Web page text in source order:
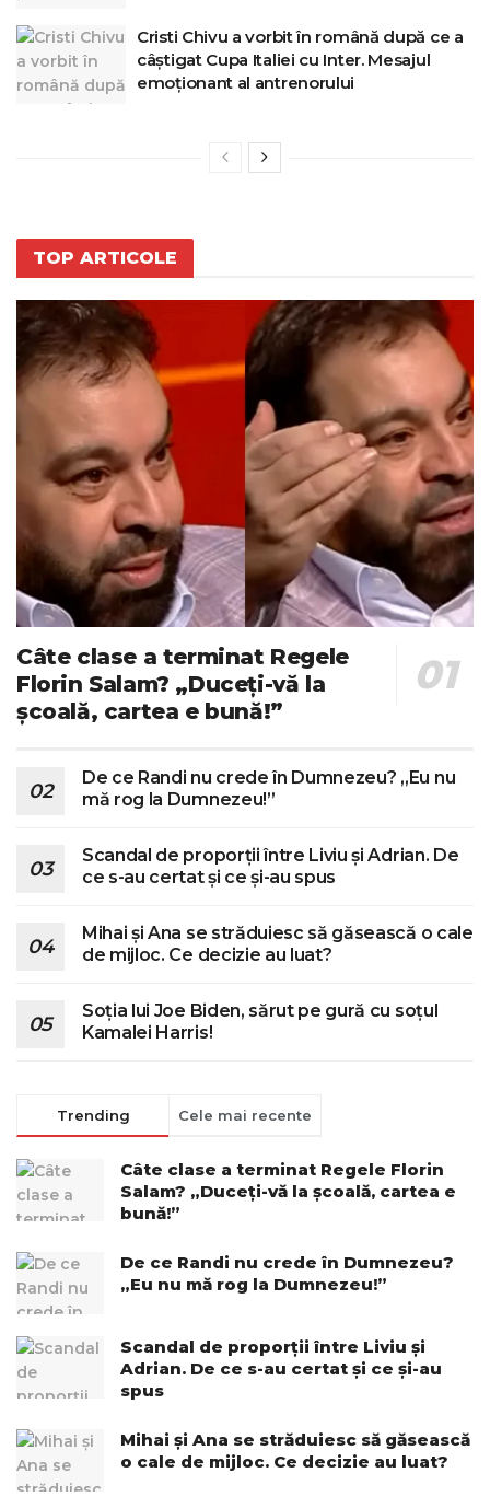
Cristi Chivu a vorbit în română după ce a
câștigat Cupa Italiei cu Inter. Mesajul
emoționant al antrenorului
TOP ARTICOLE
Câte clase a terminat Regele
Florin Salam? „Duceți-vă la
școală, cartea e bună!”
De ce Randi nu crede în Dumnezeu? „Eu nu
mă rog la Dumnezeu!”
Scandal de proporții între Liviu și Adrian. De
ce s-au certat și ce și-au spus
Mihai și Ana se străduiesc să găsească o cale
de mijloc. Ce decizie au luat?
Soția lui Joe Biden, sărut pe gură cu soțul
Kamalei Harris!
Trending Cele mai recente
Câte clase a terminat Regele Florin
Salam? „Duceți-vă la școală, cartea e
bună!”
De ce Randi nu crede în Dumnezeu?
„Eu nu mă rog la Dumnezeu!”
Scandal de proporții între Liviu și
Adrian. De ce s-au certat și ce și-au
spus
Mihai și Ana se străduiesc să găsească
o cale de mijloc. Ce decizie au luat?